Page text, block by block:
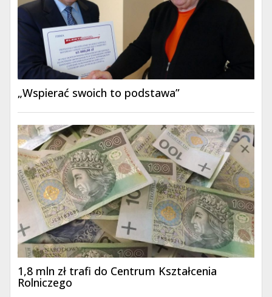
„Wspierać swoich to podstawa”
1,8 mln zł trafi do Centrum Kształcenia
Rolniczego